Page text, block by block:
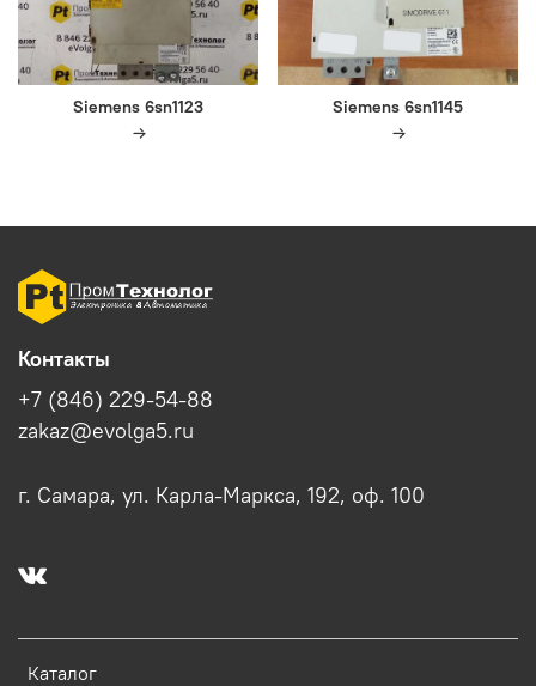
Siemens 6sn1123 Siemens 6sn1145
Каталог
Контакты
+7 (846) 229-54-88
zakaz@evolga5.ru
г. Самара, ул. Карла-Маркса, 192, оф. 100